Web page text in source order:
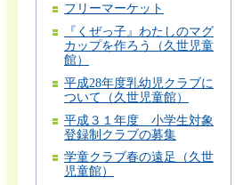
フリーマーケット
『くぜっ子』わたしのマグ
カップを作ろう（久世児童
館）
平成28年度乳幼児クラブに
ついて（久世児童館）
平成３１年度 小学生対象
登録制クラブの募集
学童クラブ春の遠足（久世
児童館）